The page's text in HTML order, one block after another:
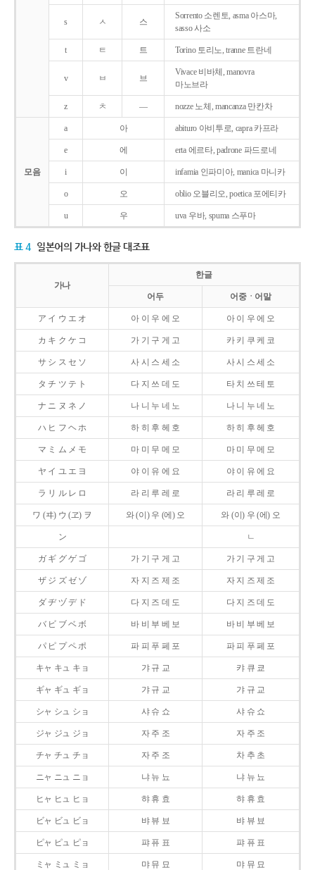
s ㅅ 스
Sorrento 소렌토, asma 아스마,
sasso 사소
t ㅌ 트 Torino 토리노, tranne 트란네
v ㅂ 브
Vivace 비바체, manovra
마노브라
z ㅊ ― nozze 노체, mancanza 만칸차
모음
a 아 abituro 아비투로, capra 카프라
e 에 erta 에르타, padrone 파드로네
i 이 infamia 인파미아, manica 마니카
o 오 oblio 오블리오, poetica 포에티카
u 우 uva 우바, spuma 스푸마
표 4 일본어의 가나와 한글 대조표
가나
한글
어두 어중ㆍ어말
ア イ ウ エ オ 아 이 우 에 오 아 이 우 에 오
カ キ ク ケ コ 가 기 구 게 고 카 키 쿠 케 코
サ シ ス セ ソ 사 시 스 세 소 사 시 스 세 소
タ チ ツ テ ト 다 지 쓰 데 도 타 치 쓰 테 토
ナ ニ ヌ ネ ノ 나 니 누 네 노 나 니 누 네 노
ハ ヒ フ ヘ ホ 하 히 후 헤 호 하 히 후 헤 호
マ ミ ム メ モ 마 미 무 메 모 마 미 무 메 모
ヤ イ ユ エ ヨ 야 이 유 에 요 야 이 유 에 요
ラ リ ル レ ロ 라 리 루 레 로 라 리 루 레 로
ワ (ヰ) ウ (ヱ) ヲ 와 (이) 우 (에) 오 와 (이) 우 (에) 오
ン ㄴ
ガ ギ グ ゲ ゴ 가 기 구 게 고 가 기 구 게 고
ザ ジ ズ ゼ ゾ 자 지 즈 제 조 자 지 즈 제 조
ダ ヂ ヅ デ ド 다 지 즈 데 도 다 지 즈 데 도
バ ビ ブ ベ ボ 바 비 부 베 보 바 비 부 베 보
パ ピ プ ペ ポ 파 피 푸 페 포 파 피 푸 페 포
キャ キュ キョ 갸 규 교 캬 큐 쿄
ギャ ギュ ギョ 갸 규 교 갸 규 교
シャ シュ ショ 샤 슈 쇼 샤 슈 쇼
ジャ ジュ ジョ 자 주 조 자 주 조
チャ チュ チョ 자 주 조 차 추 초
ニャ ニュ ニョ 냐 뉴 뇨 냐 뉴 뇨
ヒャ ヒュ ヒョ 햐 휴 효 햐 휴 효
ビャ ビュ ビョ 뱌 뷰 뵤 뱌 뷰 뵤
ピャ ピュ ピョ 퍄 퓨 표 퍄 퓨 표
ミャ ミュ ミョ 먀 뮤 묘 먀 뮤 묘